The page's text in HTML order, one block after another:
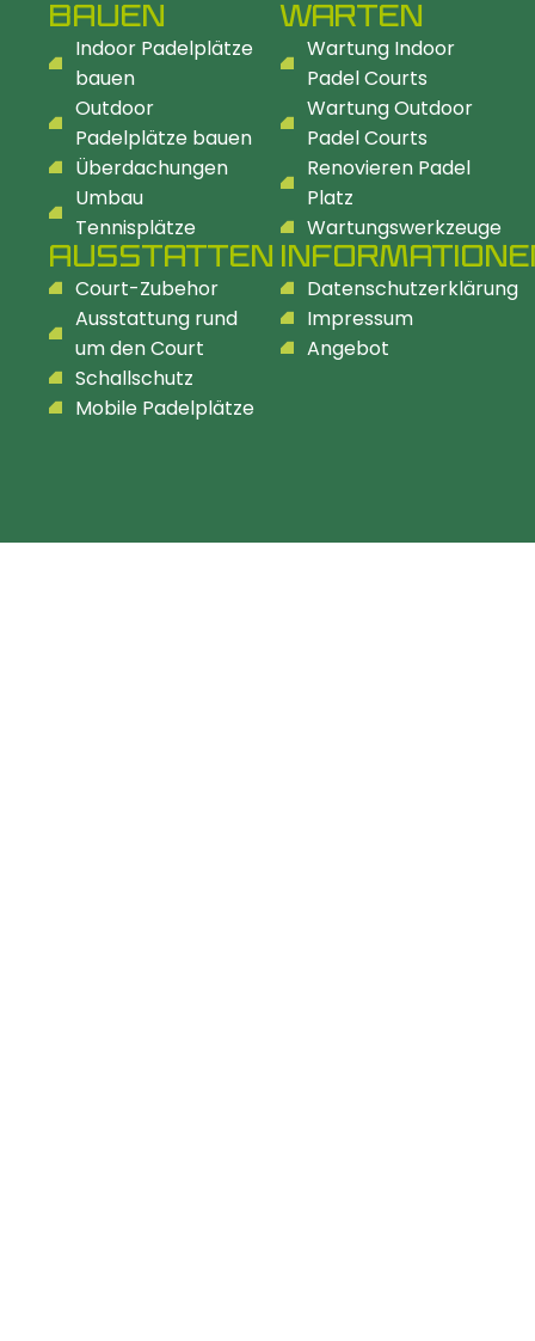
BAUEN
Indoor Padelplätze
bauen
Outdoor
Padelplätze bauen
Überdachungen
Umbau
Tennisplätze
AUSSTATTEN
Court-Zubehor
Ausstattung rund
um den Court
Schallschutz
Mobile Padelplätze
WARTEN
Wartung Indoor
Padel Courts
Wartung Outdoor
Padel Courts
Renovieren Padel
Platz
Wartungswerkzeuge
Datenschutzerklärung
Impressum
Angebot